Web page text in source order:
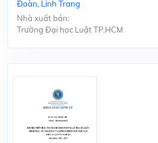
Đoàn, Linh Trang
Nhà xuất bản:
Trường Đại học Luật TP.HCM